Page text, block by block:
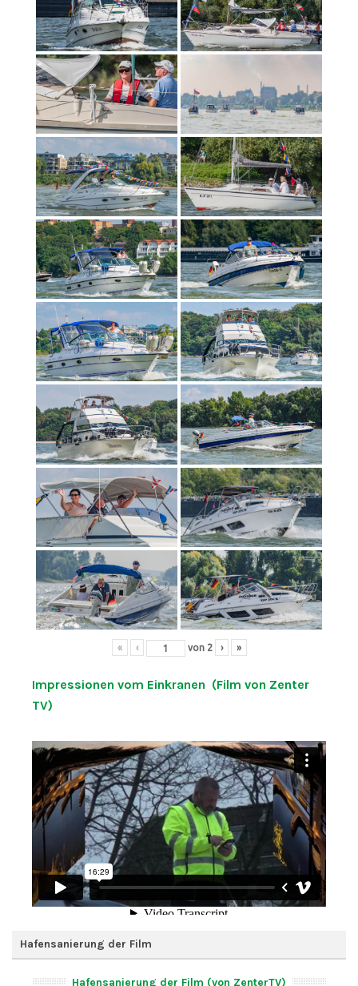
« ‹ von 2 › »
Impressionen vom Einkranen (Film von Zenter
TV)
Hafensanierung der Film
Hafensanierung der Film (von ZenterTV)